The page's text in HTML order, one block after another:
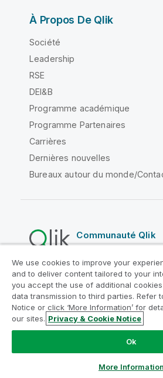
À Propos De Qlik
Société
Leadership
RSE
DEI&B
Programme académique
Programme Partenaires
Carrières
Dernières nouvelles
Bureaux autour du monde/
Communauté Qlik
Contrats juridiques
Conditions d'utilisation des produits
Legal Policies
Conditions
Conditions d'utilisation
Marques
Do Not Share My Info
Copyright © 1993-2026 QlikTech
We use cookies to improve your
and to deliver content tailored to your
you accept the use of additional
data transmission to third parties. Refer
Notice or click ‘More Information’ for
our sites. Privacy & Cookie Notice
Ok
More Information